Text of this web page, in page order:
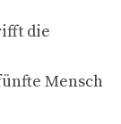
die
Mensch